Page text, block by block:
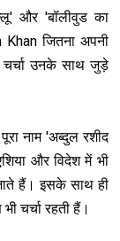
और 'बॉलीवुड का
Khan जितना अपनी
चर्चा उनके साथ जुड़े
नाम 'अब्दुल रशीद
और विदेश में भी
हैं। इसके साथ ही
चर्चा रहती हैं।